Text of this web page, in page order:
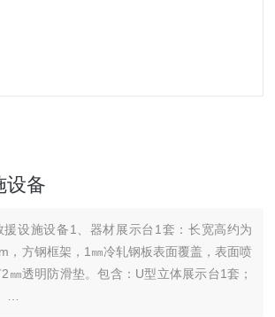
设备
援设施设备1、器材展示台1套：长宽高约为
，方钢框架，1㎜冷轧钢板表面覆盖，表面喷
㎜透明防滑垫。包含：U型立体展示台1套；